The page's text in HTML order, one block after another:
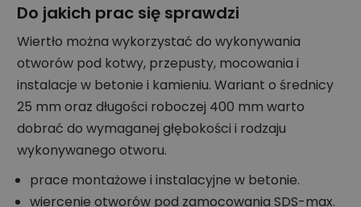
Do jakich prac się sprawdzi
Wiertło można wykorzystać do wykonywania
otworów pod kotwy, przepusty, mocowania i
instalacje w betonie i kamieniu. Wariant o średnicy
25 mm oraz długości roboczej 400 mm warto
dobrać do wymaganej głębokości i rodzaju
wykonywanego otworu.
prace montażowe i instalacyjne w betonie.
wiercenie otworów pod zamocowania SDS-max.